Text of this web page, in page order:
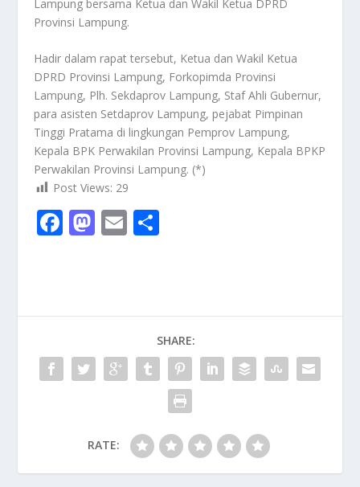
Lampung bersama Ketua dan Wakil Ketua DPRD
Provinsi Lampung.
Hadir dalam rapat tersebut, Ketua dan Wakil Ketua
DPRD Provinsi Lampung, Forkopimda Provinsi
Lampung, Plh. Sekdaprov Lampung, Staf Ahli Gubernur,
para asisten Setdaprov Lampung, pejabat Pimpinan
Tinggi Pratama di lingkungan Pemprov Lampung,
Kepala BPK Perwakilan Provinsi Lampung, Kepala BPKP
Perwakilan Provinsi Lampung. (*)
Post Views: 29
F
o
o
k
M
o
n
E
SHARE:
RATE: